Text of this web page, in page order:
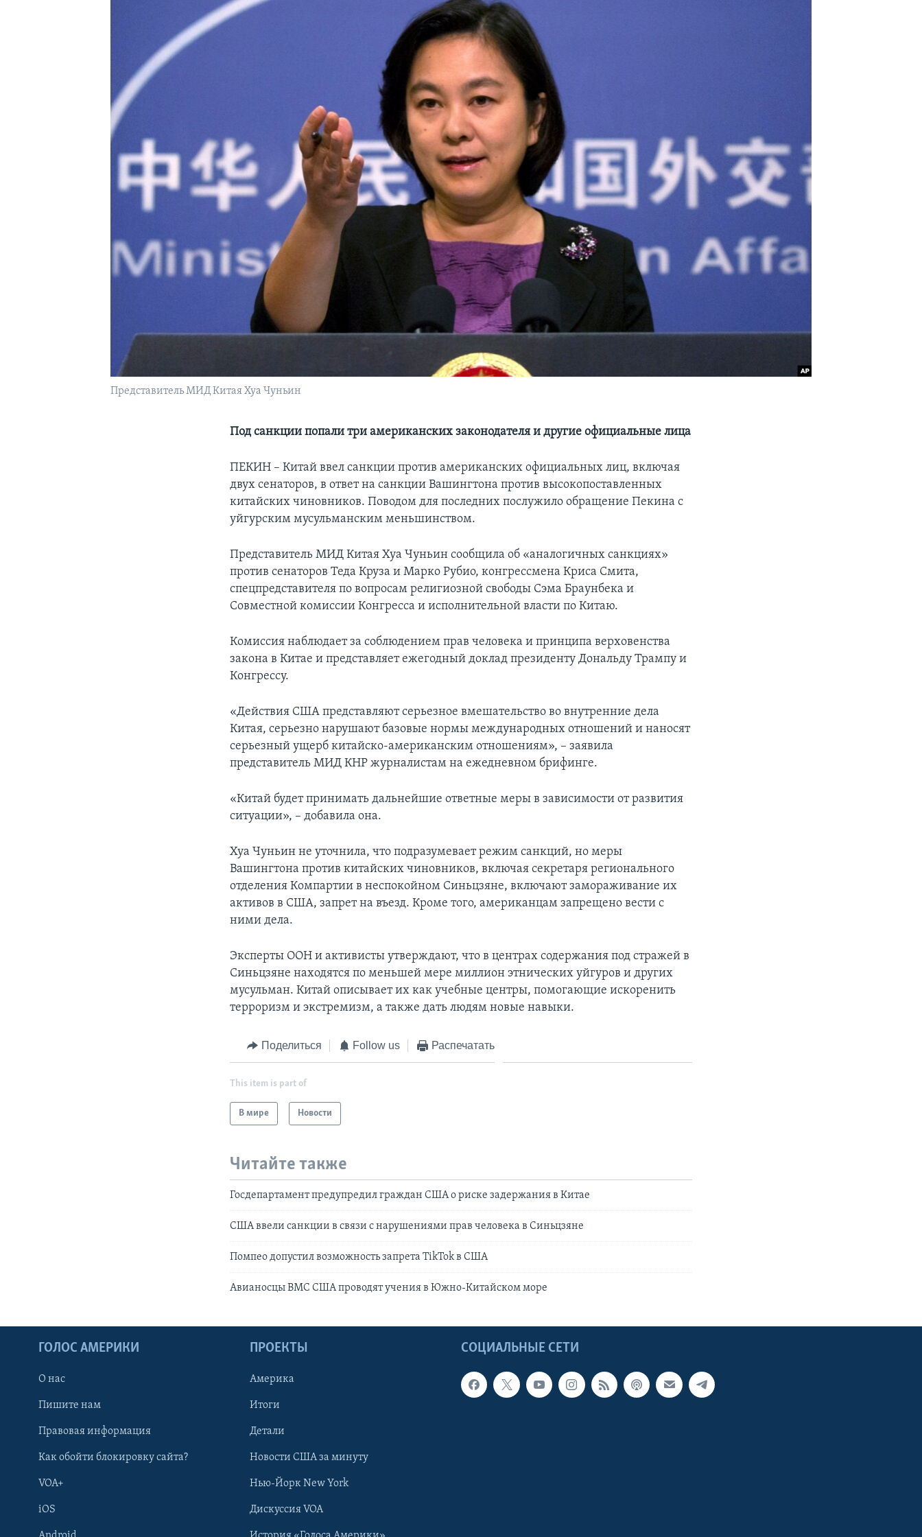
Представитель МИД Китая Хуа Чуньин
Под санкции попали три американских законодателя и другие официальные лица
ПЕКИН – Китай ввел санкции против американских официальных лиц, включая
двух сенаторов, в ответ на санкции Вашингтона против высокопоставленных
китайских чиновников. Поводом для последних послужило обращение Пекина с
уйгурским мусульманским меньшинством.
Представитель МИД Китая Хуа Чуньин сообщила об «аналогичных санкциях»
против сенаторов Теда Круза и Марко Рубио, конгрессмена Криса Смита,
спецпредставителя по вопросам религиозной свободы Сэма Браунбека и
Совместной комиссии Конгресса и исполнительной власти по Китаю.
Комиссия наблюдает за соблюдением прав человека и принципа верховенства
закона в Китае и представляет ежегодный доклад президенту Дональду Трампу и
Конгрессу.
«Действия США представляют серьезное вмешательство во внутренние дела
Китая, серьезно нарушают базовые нормы международных отношений и наносят
серьезный ущерб китайско-американским отношениям», – заявила
представитель МИД КНР журналистам на ежедневном брифинге.
«Китай будет принимать дальнейшие ответные меры в зависимости от развития
ситуации», – добавила она.
Хуа Чуньин не уточнила, что подразумевает режим санкций, но меры
Вашингтона против китайских чиновников, включая секретаря регионального
отделения Компартии в неспокойном Синьцзяне, включают замораживание их
активов в США, запрет на въезд. Кроме того, американцам запрещено вести с
ними дела.
Эксперты ООН и активисты утверждают, что в центрах содержания под стражей в
Синьцзяне находятся по меньшей мере миллион этнических уйгуров и других
мусульман. Китай описывает их как учебные центры, помогающие искоренить
терроризм и экстремизм, а также дать людям новые навыки.
Поделиться Follow us Распечатать
This item is part of
В мире Новости
Читайте также
Госдепартамент предупредил граждан США о риске задержания в Китае
США ввели санкции в связи с нарушениями прав человека в Синьцзяне
Помпео допустил возможность запрета TikTok в США
Авианосцы ВМС США проводят учения в Южно-Китайском море
СОЦИАЛЬНЫЕ СЕТИ
ГОЛОС АМЕРИКИ
О нас
Пишите нам
Правовая информация
Как обойти блокировку сайта?
VOA+
iOS
ПРОЕКТЫ
Америка
Итоги
Детали
Новости США за минуту
Нью-Йорк New York
Дискуссия VOA